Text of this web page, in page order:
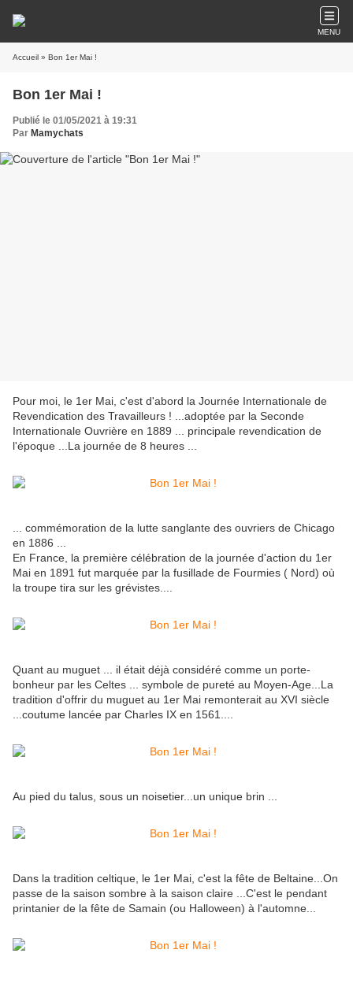
MENU
Accueil » Bon 1er Mai !
Bon 1er Mai !
Publié le 01/05/2021 à 19:31
Par Mamychats
Pour moi, le 1er Mai, c'est d'abord la Journée Internationale de
Revendication des Travailleurs ! ...adoptée par la Seconde
Internationale Ouvrière en 1889 ... principale revendication de
l'époque ...La journée de 8 heures ...
... commémoration de la lutte sanglante des ouvriers de Chicago
en 1886 ...
En France, la première célébration de la journée d'action du 1er
Mai en 1891 fut marquée par la fusillade de Fourmies ( Nord) où
la troupe tira sur les grévistes....
Quant au muguet ... il était déjà considéré comme un porte-
bonheur par les Celtes ... symbole de pureté au Moyen-Age...La
tradition d'offrir du muguet au 1er Mai remonterait au XVI siècle
...coutume lancée par Charles IX en 1561....
Au pied du talus, sous un noisetier...un unique brin ...
Dans la tradition celtique, le 1er Mai, c'est la fête de Beltaine...On
passe de la saison sombre à la saison claire ...C'est le pendant
printanier de la fête de Samain (ou Halloween) à l'automne...